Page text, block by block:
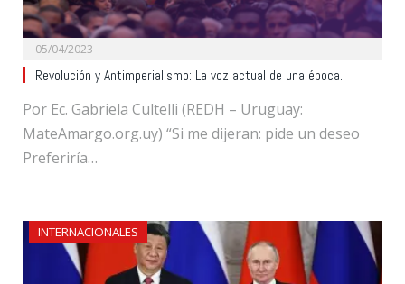
05/04/2023
Revolución y Antimperialismo: La voz actual de una época.
Por Ec. Gabriela Cultelli (REDH – Uruguay:
MateAmargo.org.uy) “Si me dijeran: pide un deseo
Preferiría…
INTERNACIONALES